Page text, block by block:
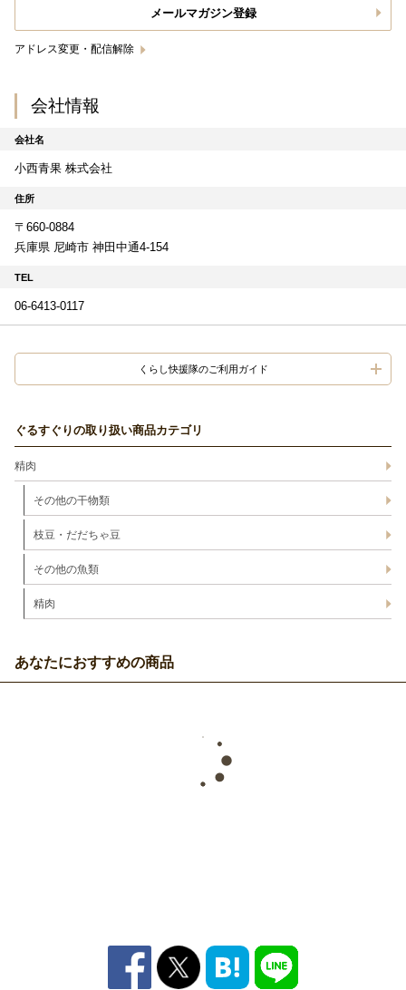
メールマガジン登録
アドレス変更・配信解除
会社情報
会社名
小西青果 株式会社
住所
〒660-0884
兵庫県 尼崎市 神田中通4-154
TEL
06-6413-0117
くらし快援隊のご利用ガイド
ぐるすぐりの取り扱い商品カテゴリ
精肉
その他の干物類
枝豆・だだちゃ豆
その他の魚類
精肉
あなたにおすすめの商品